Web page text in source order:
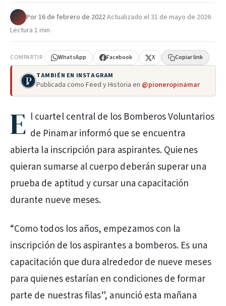
Por·16 de febrero de 2022·Actualizado el31 de mayo de 2026·
Lectura 1 min
COMPARTIR WhatsApp Facebook X Copiar link
TAMBIÉN EN INSTAGRAM
Publicada como Feed y Historia en @pioneropinamar
E l cuartel central de los Bomberos Voluntarios
de Pinamar informó que se encuentra
abierta la inscripción para aspirantes. Quienes
quieran sumarse al cuerpo deberán superar una
prueba de aptitud y cursar una capacitación
durante nueve meses.
“Como todos los años, empezamos con la
inscripción de los aspirantes a bomberos. Es una
capacitación que dura alrededor de nueve meses
para quienes estarían en condiciones de formar
parte de nuestras filas”, anunció esta mañana